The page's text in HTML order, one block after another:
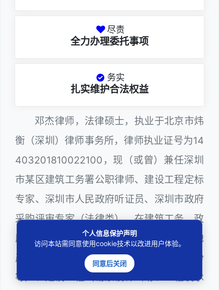
尽责
全力办理委托事项
务实
扎实维护合法权益
邓杰律师，法律硕士，执业于北京市炜
衡（深圳）律师事务所，律师执业证号为14
403201810022100，现（或曾）兼任深圳
市某区建筑工务署公职律师、建设工程定标
专家、深圳市人民政府听证员、深圳市政府
采购评审专家（法律类），在建筑工务、政
府采购等城建部门工作多年，颇为熟悉房地
产（商品房预售纠纷、二手房买卖纠纷
等）、建设工程（勘察设计纠纷、工程发承
个人信息保护声明
访问本站需同意使用cookie技术以改进用户体验。
同意后关闭